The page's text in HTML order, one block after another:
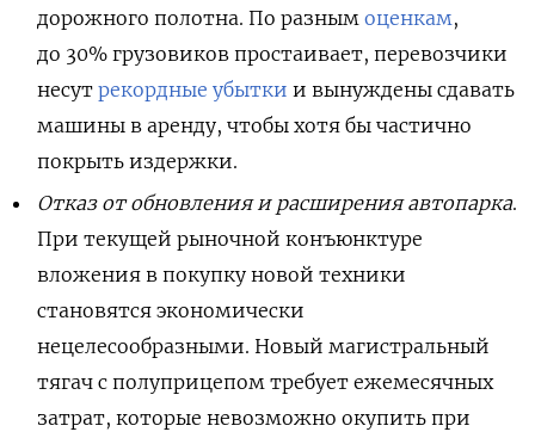
дорожного полотна. По разнымоценкам,
до 30% грузовиков простаивает, перевозчики
несутрекордные убытки и вынуждены сдавать
машины в аренду, чтобы хотя бы частично
покрыть издержки.
Отказ от обновления и расширения автопарка.
При текущей рыночной конъюнктуре
вложения в покупку новой техники
становятся экономически
нецелесообразными. Новый магистральный
тягач с полуприцепом требует ежемесячных
затрат, которые невозможно окупить при